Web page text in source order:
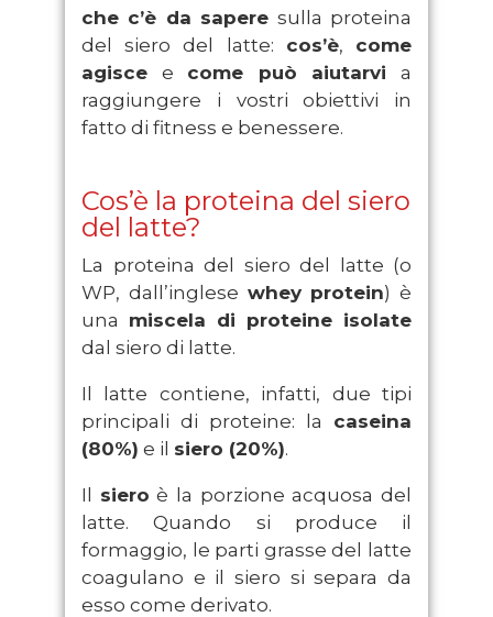
che c’è da sapere sulla proteina
del siero del latte: cos’è, come
agisce e come può aiutarvi a
raggiungere i vostri obiettivi in
fatto di fitness e benessere.
Cos’è la proteina del siero
del latte?
La proteina del siero del latte (o
WP, dall’inglese whey protein) è
una miscela di proteine isolate
dal siero di latte.
Il latte contiene, infatti, due tipi
principali di proteine: la caseina
(80%) e il siero (20%).
Il siero è la porzione acquosa del
latte. Quando si produce il
formaggio, le parti grasse del latte
coagulano e il siero si separa da
esso come derivato.